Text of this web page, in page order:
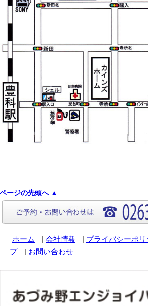
ページの先頭へ ▲
ホーム | 会社情報 | プライバシーポリ
プ
| お問い合わせ